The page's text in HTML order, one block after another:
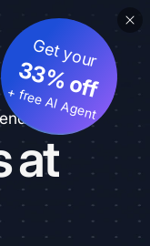
at
Get your
33% off
+ free AI Agent